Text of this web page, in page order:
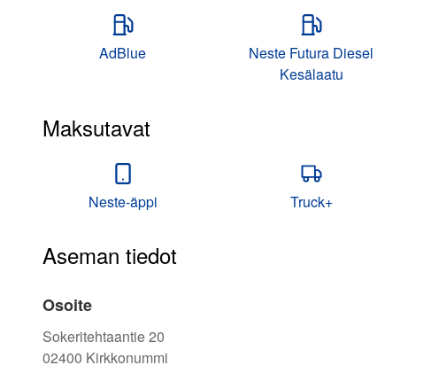
AdBlue
Neste Futura Diesel
Kesälaatu
Maksutavat
Neste-äppi Truck+
Aseman tiedot
Osoite
Sokeritehtaantie 20
02400 Kirkkonummi